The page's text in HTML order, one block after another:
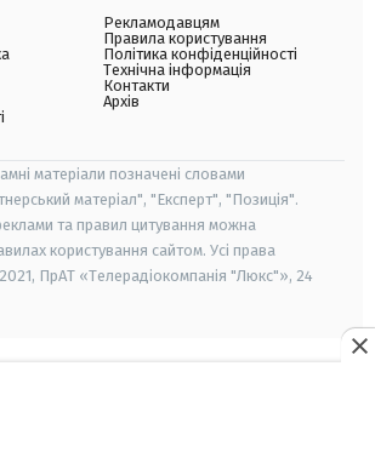
Рекламодавцям
Правила користування
Політика конфіденційності
Технічна інформація
Контакти
Архів
матеріали позначені словами
матеріал", "Експерт", "Позиція".
та правил цитування можна
користування сайтом. Усі права
ПрАТ «Телерадіокомпанія "Люкс"», 24